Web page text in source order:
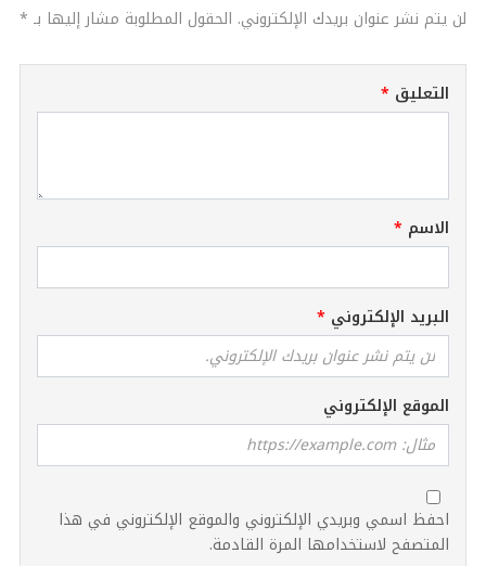
لن يتم نشر عنوان بريدك الإلكتروني. الحقول المطلوبة مشار إليها بـ *
التعليق
الاسم
البريد الإلكتروني
الموقع الإلكتروني
احفظ اسمي وبريدي الإلكتروني والموقع الإلكتروني في هذا
المتصفح لاستخدامها المرة القادمة.